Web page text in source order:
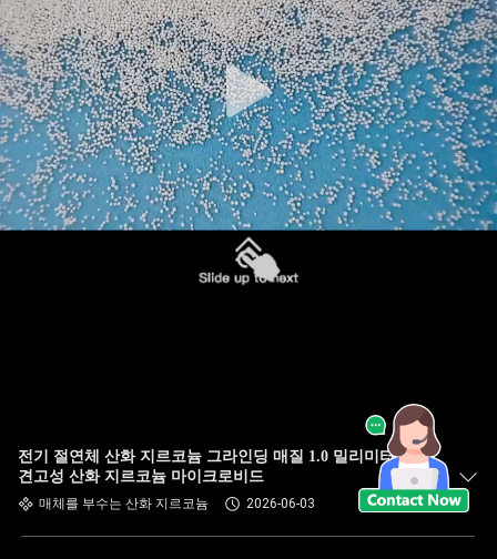
전기 절연체 산화 지르코늄 그라인딩 매질 1.0 밀리미터 높은
견고성 산화 지르코늄 마이크로비드
매체를 부수는 산화 지르코늄 2026-06-03